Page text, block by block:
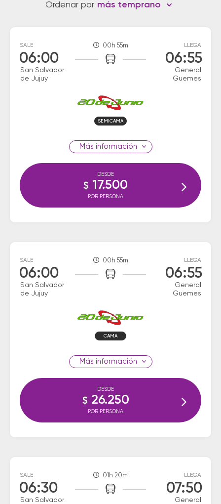
Ordenar por más temprano
SALE
06:00
San Salvador
de Jujuy
00h 55m LLEGA
06:55
General
Guemes
SEMICAMA
información
DESDE
$ 17.500
POR PERSONA
SALE
06:00
San Salvador
de Jujuy
00h 55m LLEGA
06:55
General
Guemes
CAMA
información
DESDE
$ 26.250
POR PERSONA
SALE
06:30
San Salvador
01h 20m LLEGA
07:50
General